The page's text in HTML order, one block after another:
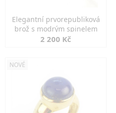
Elegantní prvorepubliková
brož s modrým spinelem
2 200 Kč
NOVÉ